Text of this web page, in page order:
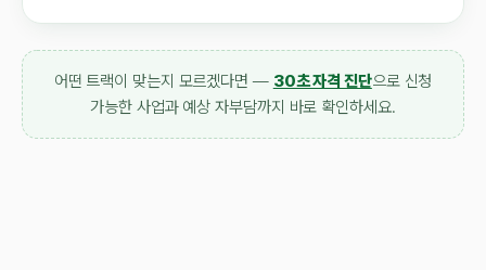
어떤 트랙이 맞는지 모르겠다면 — 30초 자격 진단으로 신청
가능한 사업과 예상 자부담까지 바로 확인하세요.